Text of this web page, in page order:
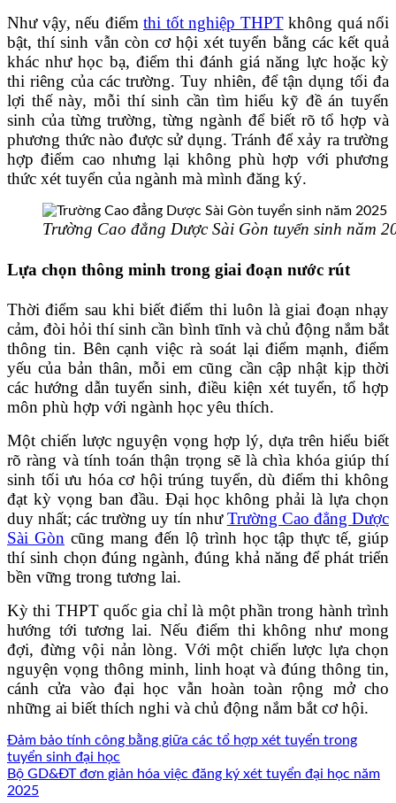
Như vậy, nếu điểm thi tốt nghiệp THPTkhông quá nổi
bật, thí sinh vẫn còn cơ hội xét tuyển bằng các kết quả
khác như học bạ, điểm thi đánh giá năng lực hoặc kỳ
thi riêng của các trường. Tuy nhiên, để tận dụng tối đa
lợi thế này, mỗi thí sinh cần tìm hiểu kỹ đề án tuyển
sinh của từng trường, từng ngành để biết rõ tổ hợp và
phương thức nào được sử dụng. Tránh để xảy ra trường
hợp điểm cao nhưng lại không phù hợp với phương
thức xét tuyển của ngành mà mình đăng ký.
Trường Cao đẳng Dược Sài Gòn tuyển sinh năm
Lựa chọn thông minh trong giai đoạn nước rút
Thời điểm sau khi biết điểm thi luôn là giai đoạn nhạy
cảm, đòi hỏi thí sinh cần bình tĩnh và chủ động nắm bắt
thông tin. Bên cạnh việc rà soát lại điểm mạnh, điểm
yếu của bản thân, mỗi em cũng cần cập nhật kịp thời
các hướng dẫn tuyển sinh, điều kiện xét tuyển, tổ hợp
môn phù hợp với ngành học yêu thích.
Một chiến lược nguyện vọng hợp lý, dựa trên hiểu biết
rõ ràng và tính toán thận trọng sẽ là chìa khóa giúp thí
sinh tối ưu hóa cơ hội trúng tuyển, dù điểm thi không
đạt kỳ vọng ban đầu. Đại học không phải là lựa chọn
duy nhất; các trường uy tín nhưTrường Cao đẳng Dược
Sài Gòn cũng mang đến lộ trình học tập thực tế, giúp
thí sinh chọn đúng ngành, đúng khả năng để phát triển
bền vững trong tương lai.
Kỳ thi THPT quốc gia chỉ là một phần trong hành trình
hướng tới tương lai. Nếu điểm thi không như mong
đợi, đừng vội nản lòng. Với một chiến lược lựa chọn
nguyện vọng thông minh, linh hoạt và đúng thông tin,
cánh cửa vào đại học vẫn hoàn toàn rộng mở cho
những ai biết thích nghi và chủ động nắm bắt cơ hội.
Đảm bảo tính công bằng giữa các tổ hợp xét tuyển trong
tuyển sinh đại học
Bộ GD&ĐT đơn giản hóa việc đăng ký xét tuyển đại học năm
2025